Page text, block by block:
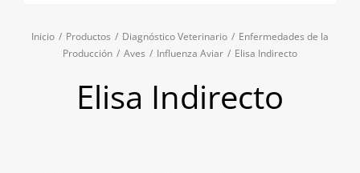
Inicio / Productos / Diagnóstico Veterinario / Enfermedades de la
Producción / Aves / Influenza Aviar / Elisa Indirecto
Elisa Indirecto